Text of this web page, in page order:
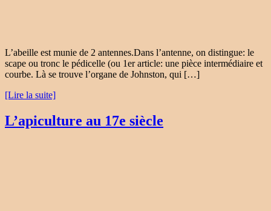
L’abeille est munie de 2 antennes.Dans l’antenne, on distingue: le
scape ou tronc le pédicelle (ou 1er article: une pièce intermédiaire et
courbe. Là se trouve l’organe de Johnston, qui […]
[Lire la suite]
L’apiculture au 17e siècle